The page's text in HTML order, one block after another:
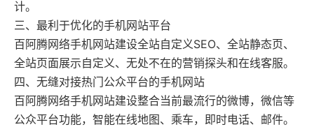
计。
三、最利于优化的手机网站平台
百阿腾网络手机网站建设全站自定义SEO、全站静态页、
全站页面展示自定义、无处不在的营销探头和在线客服。
四、无缝对接热门公众平台的手机网站
百阿腾网络手机网站建设整合当前最流行的微博，微信等
公众平台功能，智能在线地图、乘车，即时电话、邮件。